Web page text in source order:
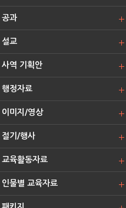
공과
설교
사역 기획안
행정자료
이미지/영상
절기/행사
교육활동자료
인물별 교육자료